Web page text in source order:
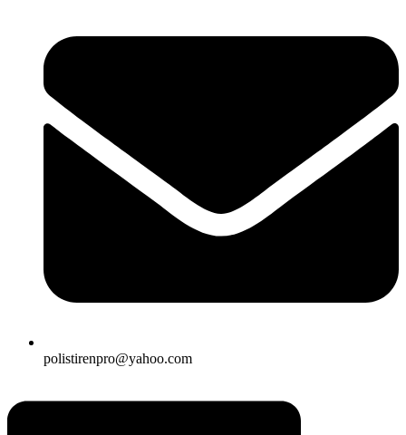
polistirenpro@yahoo.com